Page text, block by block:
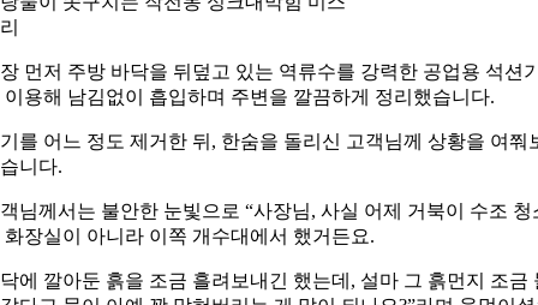
먼저 주방 바닥을 뒤덮고 있는 역류수를 강력한 공업용 석션
이용해 남김없이 흡입하며 주변을 깔끔하게 정리했습니다.
를 어느 정도 제거한 뒤, 한숨을 돌리신 고객님께 상황을 여쭤
니다.
님께서는 불안한 눈빛으로 “사장님, 사실 어제 거북이 수조 청
화장실이 아니라 이쪽 개수대에서 했거든요.
에 깔아둔 흙을 조금 흘려보내긴 했는데, 설마 그 흙먼지 조금